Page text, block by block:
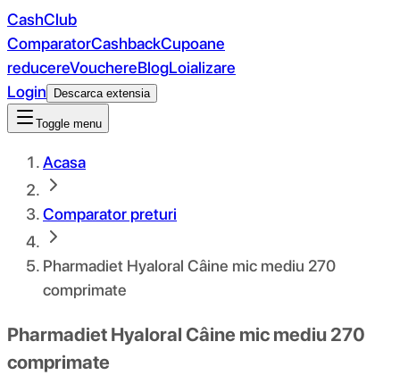
CashClub
ComparatorCashbackCupoane
reducereVouchereBlogLoializare
Login
Descarca extensia
Toggle menu
Acasa
Comparator preturi
Pharmadiet Hyaloral Câine mic mediu 270
comprimate
Pharmadiet Hyaloral Câine mic mediu 270
comprimate